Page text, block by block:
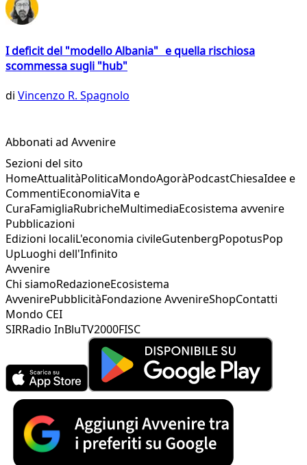
I deficit del "modello Albania" e quella rischiosa
scommessa sugli "hub"
di Vincenzo R. Spagnolo
Abbonati ad Avvenire
Sezioni del sito
HomeAttualitàPoliticaMondoAgoràPodcastChiesaIdee e
CommentiEconomiaVita e
CuraFamigliaRubricheMultimediaEcosistema avvenire
Pubblicazioni
Edizioni localiL'economia civileGutenbergPopotusPop
UpLuoghi dell'Infinito
Avvenire
Chi siamoRedazioneEcosistema
AvvenirePubblicitàFondazione AvvenireShopContatti
Mondo CEI
SIRRadio InBluTV2000FISC